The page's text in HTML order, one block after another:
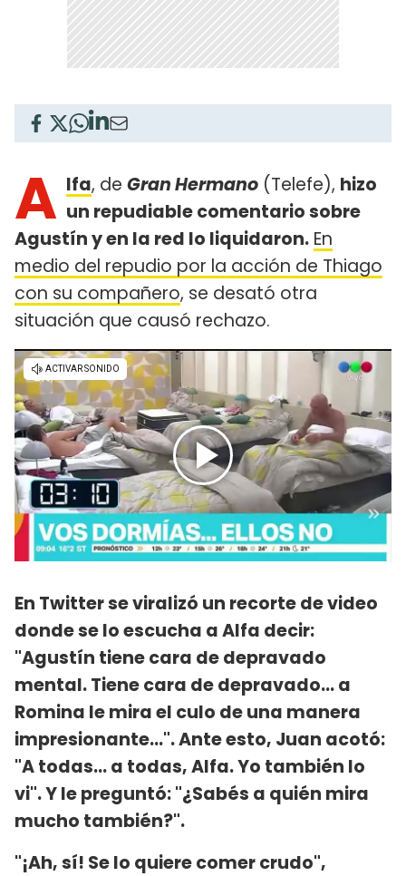
A lfa, de Gran Hermano (Telefe), hizo
un repudiable comentario sobre
Agustín y en la red lo liquidaron. En
medio del repudio por la acción de Thiago
con su compañero, se desató otra
situación que causó rechazo.
En Twitter se viralizó un recorte de video
donde se lo escucha a Alfa decir:
"Agustín tiene cara de depravado
mental. Tiene cara de depravado... a
Romina le mira el culo de una manera
impresionante...". Ante esto, Juan acotó:
"A todas... a todas, Alfa. Yo también lo
vi". Y le preguntó: "¿Sabés a quién mira
mucho también?".
"¡Ah, sí! Se lo quiere comer crudo",